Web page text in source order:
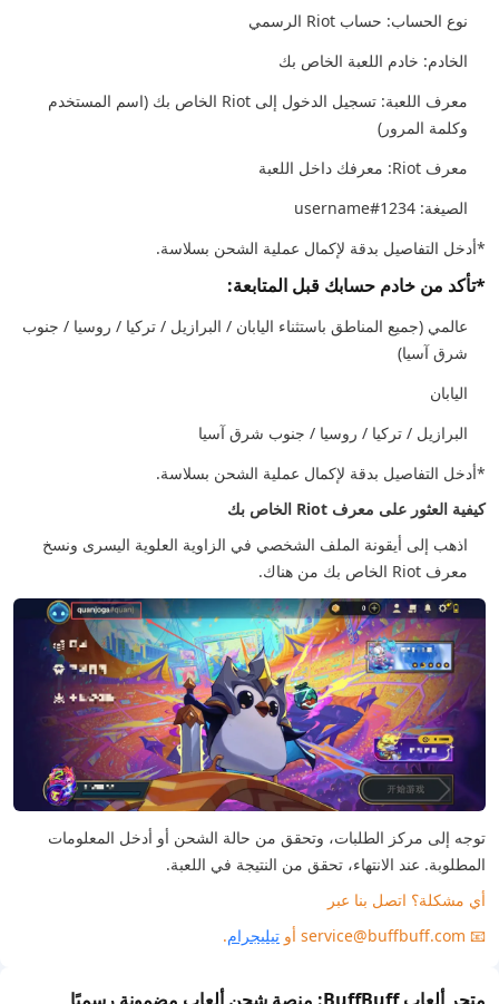
نوع الحساب: حساب Riot الرسمي
الخادم: خادم اللعبة الخاص بك
معرف اللعبة: تسجيل الدخول إلى Riot الخاص بك (اسم المستخدم
وكلمة المرور)
معرف Riot: معرفك داخل اللعبة
الصيغة: username#1234
*أدخل التفاصيل بدقة لإكمال عملية الشحن بسلاسة.
*تأكد من خادم حسابك قبل المتابعة:
عالمي (جميع المناطق باستثناء اليابان / البرازيل / تركيا / روسيا / جنوب
شرق آسيا)
اليابان
البرازيل / تركيا / روسيا / جنوب شرق آسيا
*أدخل التفاصيل بدقة لإكمال عملية الشحن بسلاسة.
كيفية العثور على معرف Riot الخاص بك
اذهب إلى أيقونة الملف الشخصي في الزاوية العلوية اليسرى ونسخ
معرف Riot الخاص بك من هناك.
توجه إلى مركز الطلبات، وتحقق من حالة الشحن أو أدخل المعلومات
المطلوبة. عند الانتهاء، تحقق من النتيجة في اللعبة.
أي مشكلة؟ اتصل بنا عبر
📧 service@buffbuff.com أو
تيليجرام.